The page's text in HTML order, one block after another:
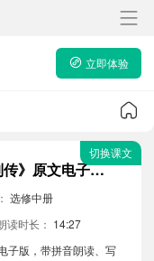
立即体验
选修中册语文《9 屈原列传》原文电子版带拼音朗读音频
选修中册
读时长： 14:27
子版，带拼音朗读、写
切换课文